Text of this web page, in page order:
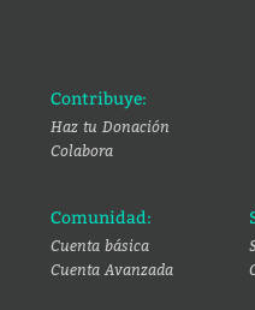
Contribuye:
Haz tu Donación
Colabora
Comunidad:
Cuenta básica
Cuenta Avanzada